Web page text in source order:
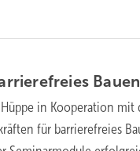
Bauen
in Kooperation mit
für barrierefreies